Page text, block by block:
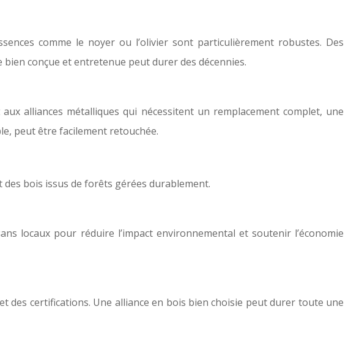
comme le noyer ou l’olivier sont particulièrement robustes. Des
conçue et entretenue peut durer des décennies.
alliances métalliques qui nécessitent un remplacement complet, une
peut être facilement retouchée.
bois issus de forêts gérées durablement.
locaux pour réduire l’impact environnemental et soutenir l’économie
des certifications. Une alliance en bois bien choisie peut durer toute une